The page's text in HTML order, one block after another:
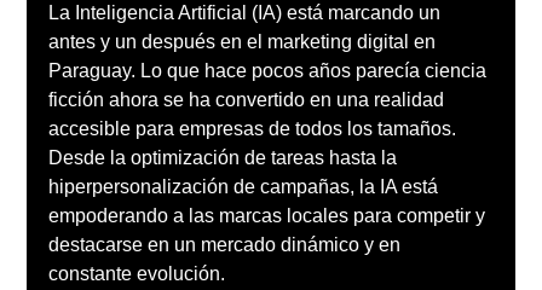
La Inteligencia Artificial (IA) está marcando un
antes y un después en el marketing digital en
Paraguay. Lo que hace pocos años parecía ciencia
ficción ahora se ha convertido en una realidad
accesible para empresas de todos los tamaños.
Desde la optimización de tareas hasta la
hiperpersonalización de campañas, la IA está
empoderando a las marcas locales para competir y
destacarse en un mercado dinámico y en
constante evolución.